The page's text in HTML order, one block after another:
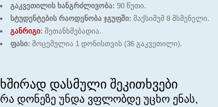
გაკვეთილის ხანგრძლივობა: 90 წუთი.
სტუდენტების რაოდენობა ჯგუფში: მაქსიმუმ 8 მსმენელი.
განრიგი: შეთანხმებადია.
ფასი: მოცემულია 1 დონისთვის (36 გაკვეთილი).
ხშირად დასმული შეკითხვები
რა დონეზე უნდა ვფლობდე უცხო ენას,